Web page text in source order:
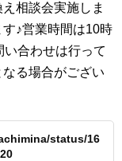
相談会実施しま
♪営業時間は10時
合わせは行って
る場合がござい
status/16